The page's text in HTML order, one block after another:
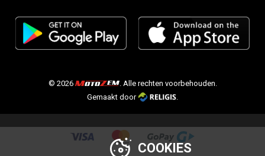
© 2026
. Alle rechten voorbehouden.
Gemaakt door
COOKIES